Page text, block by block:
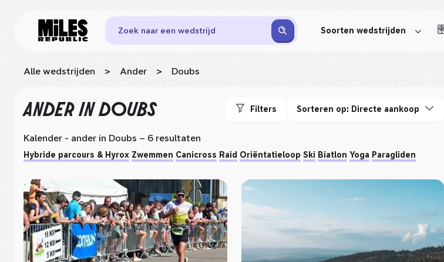
Zoek naar een wedstrijd Soorten wedstrijden
Alle wedstrijden > Ander > Doubs
ANDERIN DOUBS Filters Sorteren op: Directe aankoop
Kalender - ander in Doubs – 6 resultaten
Hybride parcours & Hyrox Zwemmen Canicross Raid Oriëntatieloop Ski Biatlon Yoga Paragliden